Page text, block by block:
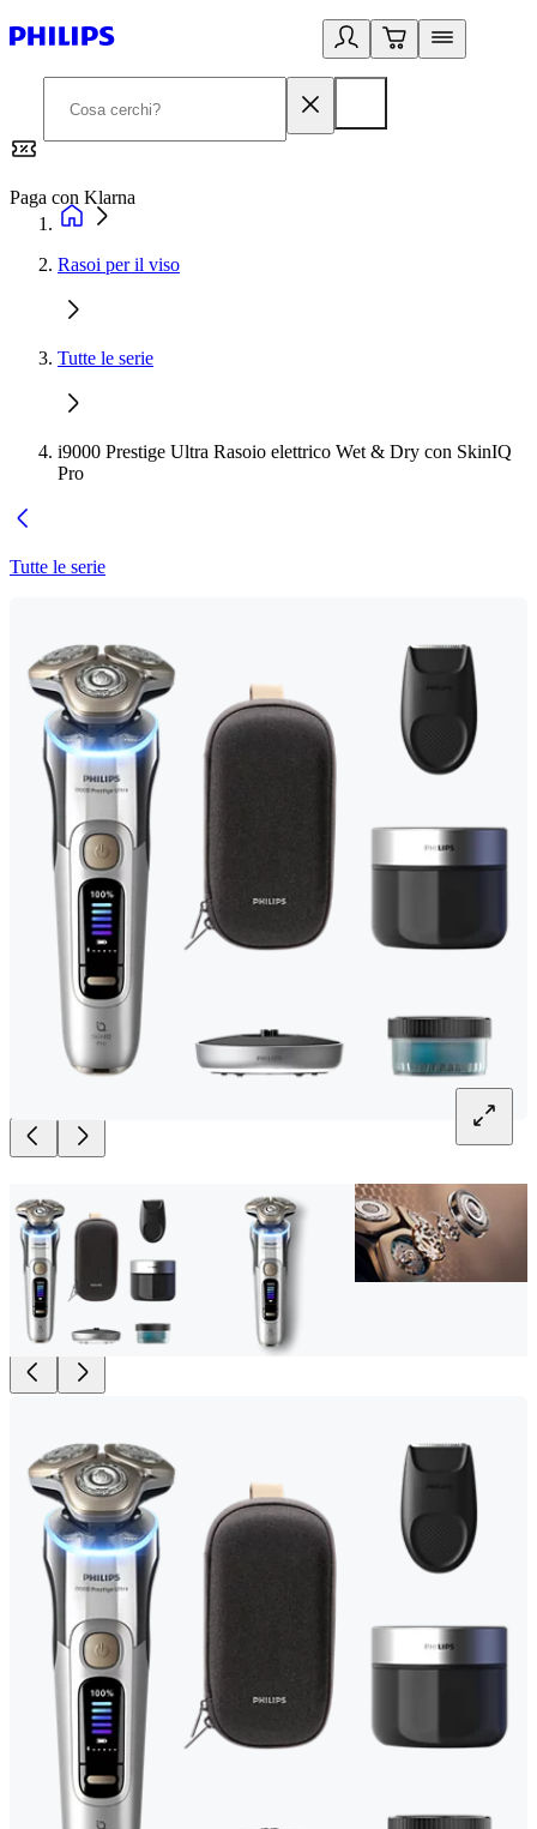
Paga con Klarna
Rasoi per il viso
Tutte le serie
i9000 Prestige Ultra Rasoio elettrico Wet & Dry con SkinIQ
Pro
Tutte le serie